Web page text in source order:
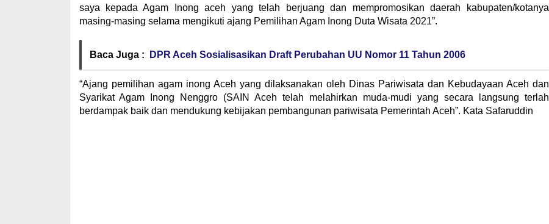
saya kepada Agam Inong aceh yang telah berjuang dan mempromosikan daerah kabupaten/kotanya
masing-masing selama mengikuti ajang Pemilihan Agam Inong Duta Wisata 2021”.
Baca Juga : DPR Aceh Sosialisasikan Draft Perubahan UU Nomor 11 Tahun 2006
“Ajang pemilihan agam inong Aceh yang dilaksanakan oleh Dinas Pariwisata dan Kebudayaan Aceh dan
Syarikat Agam Inong Nenggro (SAIN Aceh telah melahirkan muda-mudi yang secara langsung terlah
berdampak baik dan mendukung kebijakan pembangunan pariwisata Pemerintah Aceh”. Kata Safaruddin